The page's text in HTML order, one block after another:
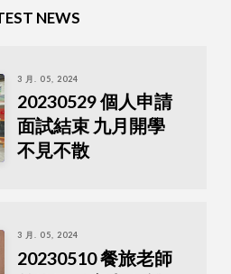
NEWS
3 月. 05, 2024
20230529 個人申請
面試結束 九月開學
不見不散
3 月. 05, 2024
20230510 餐旅老師